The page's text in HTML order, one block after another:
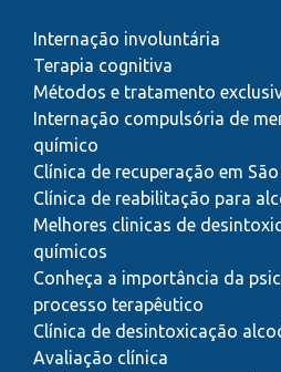
Internação involuntária
Terapia cognitiva
Métodos e tratamento
Internação compulsória de
químico
Clínica de recuperação em
Clínica de reabilitação para
Melhores clinicas de
químicos
Conheça a importância da
processo terapêutico
Clínica de desintoxicação
Avaliação clínica